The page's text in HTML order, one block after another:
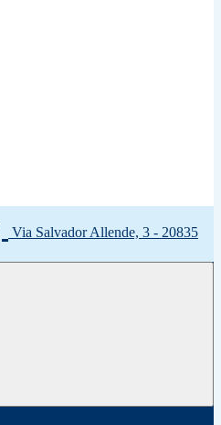
Via Salvador Allende, 3 - 20835